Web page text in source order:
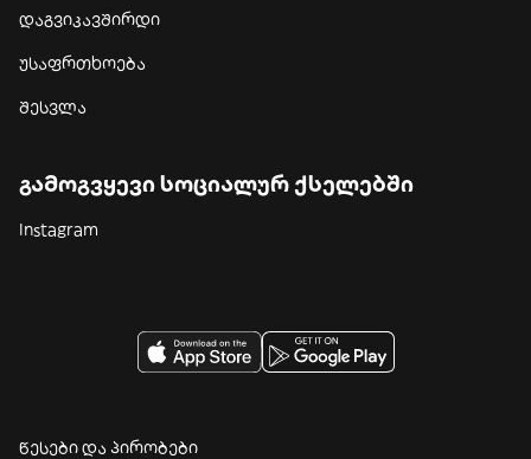
დაგვიკავშირდი
უსაფრთხოება
შესვლა
გამოგვყევი სოციალურ ქსელებში
Instagram
წესები და პირობები